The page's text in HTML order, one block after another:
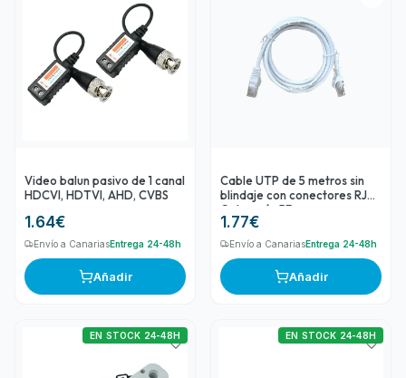
Video balun pasivo de 1 canal
HDCVI, HDTVI, AHD, CVBS
1.64€
Envío a CanariasEntrega 24-48h
Añadir
Cable UTP de 5 metros sin
blindaje con conectores RJ45
Categoría 5E
1.77€
Envío a CanariasEntrega 24-48h
Añadir
EN STOCK 24-48H EN STOCK 24-48H